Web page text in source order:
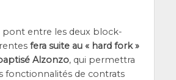
pont entre les deux blo­ck­
fera suite au « hard fork »
Alzon­zo, qui per­met­tra
fonc­tion­na­li­tés de contrats